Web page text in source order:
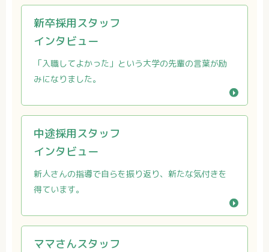
リハビリサービス
教育体制
新卒採用スタッフ
インタビュー
「入職してよかった」という大学の先輩の言葉が励
みになりました。
中途採用スタッフ
インタビュー
新人さんの指導で自らを振り返り、新たな気付きを
得ています。
ママさんスタッフ